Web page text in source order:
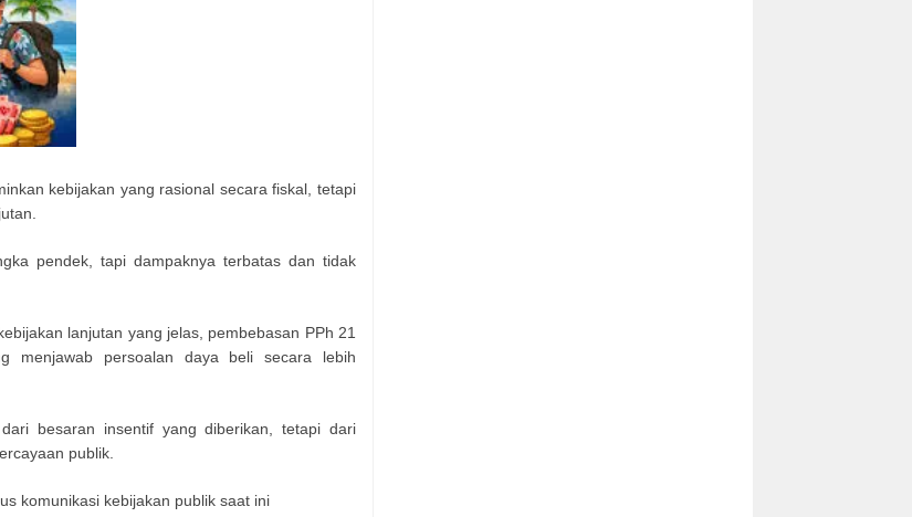
kebijakan yang rasional secara fiskal, tetapi
pendek, tapi dampaknya terbatas dan tidak
lanjutan yang jelas, pembebasan PPh 21
menjawab persoalan daya beli secara lebih
besaran insentif yang diberikan, tetapi dari
publik.
komunikasi kebijakan publik saat ini